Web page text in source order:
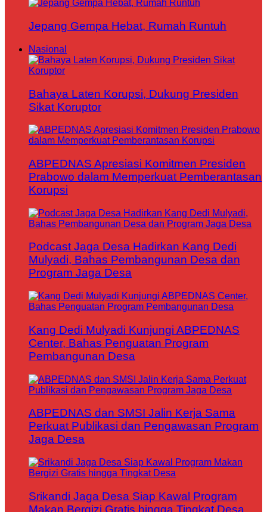
Jepang Gempa Hebat, Rumah Runtuh
Nasional
Bahaya Laten Korupsi, Dukung Presiden
Sikat Koruptor
ABPEDNAS Apresiasi Komitmen Presiden
Prabowo dalam Memperkuat Pemberantasan
Korupsi
Podcast Jaga Desa Hadirkan Kang Dedi
Mulyadi, Bahas Pembangunan Desa dan
Program Jaga Desa
Kang Dedi Mulyadi Kunjungi ABPEDNAS
Center, Bahas Penguatan Program
Pembangunan Desa
ABPEDNAS dan SMSI Jalin Kerja Sama
Perkuat Publikasi dan Pengawasan Program
Jaga Desa
Srikandi Jaga Desa Siap Kawal Program
Makan Bergizi Gratis hingga Tingkat Desa